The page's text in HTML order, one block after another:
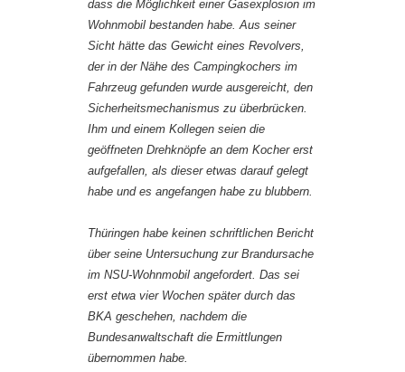
dass die Möglichkeit einer Gasexplosion im
Wohnmobil bestanden habe. Aus seiner
Sicht hätte das Gewicht eines Revolvers,
der in der Nähe des Campingkochers im
Fahrzeug gefunden wurde ausgereicht, den
Sicherheitsmechanismus zu überbrücken.
Ihm und einem Kollegen seien die
geöffneten Drehknöpfe an dem Kocher erst
aufgefallen, als dieser etwas darauf gelegt
habe und es angefangen habe zu blubbern.
Thüringen habe keinen schriftlichen Bericht
über seine Untersuchung zur Brandursache
im NSU-Wohnmobil angefordert. Das sei
erst etwa vier Wochen später durch das
BKA geschehen, nachdem die
Bundesanwaltschaft die Ermittlungen
übernommen habe.